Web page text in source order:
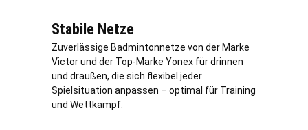
Stabile Netze
Zuverlässige Badmintonnetze von der Marke
Victor und der Top-Marke Yonex für drinnen
und draußen, die sich flexibel jeder
Spielsituation anpassen – optimal für Training
und Wettkampf.